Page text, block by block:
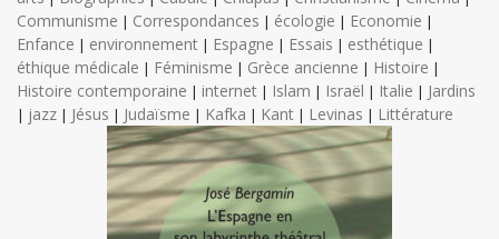
Communisme | Correspondances | écologie | Economie |
Enfance | environnement | Espagne | Essais | esthétique |
éthique médicale | Féminisme | Grèce ancienne | Histoire |
Histoire contemporaine | internet | Islam | Israël | Italie | Jardins
| jazz | Jésus | Judaïsme | Kafka | Kant | Levinas | Littérature